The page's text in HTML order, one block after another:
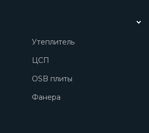
Утеплитель
ЦСП
OSB плиты
Фанера